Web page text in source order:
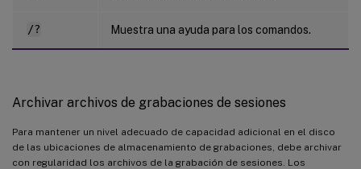
/? Muestra una ayuda para los comandos.
Archivar archivos de grabaciones de sesiones
Para mantener un nivel adecuado de capacidad adicional en el disco
de las ubicaciones de almacenamiento de grabaciones, debe archivar
con regularidad los archivos de la grabación de sesiones. Los